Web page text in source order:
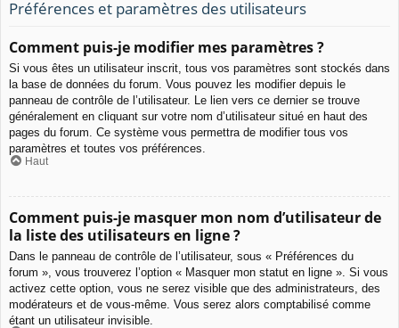
Préférences et paramètres des utilisateurs
Comment puis-je modifier mes paramètres ?
Si vous êtes un utilisateur inscrit, tous vos paramètres sont stockés dans
la base de données du forum. Vous pouvez les modifier depuis le
panneau de contrôle de l’utilisateur. Le lien vers ce dernier se trouve
généralement en cliquant sur votre nom d’utilisateur situé en haut des
pages du forum. Ce système vous permettra de modifier tous vos
paramètres et toutes vos préférences.
Haut
Comment puis-je masquer mon nom d’utilisateur de
la liste des utilisateurs en ligne ?
Dans le panneau de contrôle de l’utilisateur, sous « Préférences du
forum », vous trouverez l’option « Masquer mon statut en ligne ». Si vous
activez cette option, vous ne serez visible que des administrateurs, des
modérateurs et de vous-même. Vous serez alors comptabilisé comme
étant un utilisateur invisible.